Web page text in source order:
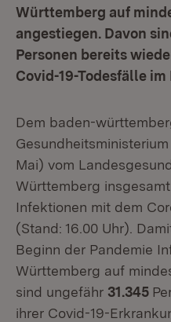
Württemberg auf
angestiegen. Davon
Personen bereits
Covid-19-Todesfälle im
Dem baden-
Mai) vom
Württemberg
Infektionen mit dem
(Stand: 16.00 Uhr).
Beginn der Pandemie
Württemberg auf
sind ungefähr 31.345
ihrer Covid-19-